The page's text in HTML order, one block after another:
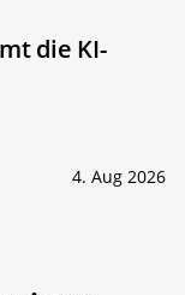
die KI-
4. Aug 2026